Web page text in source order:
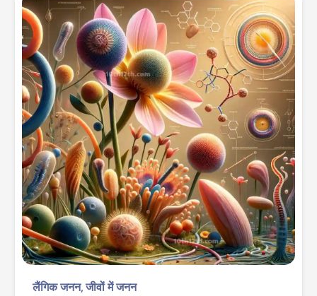
लैंगिक जनन, जीवों में जनन